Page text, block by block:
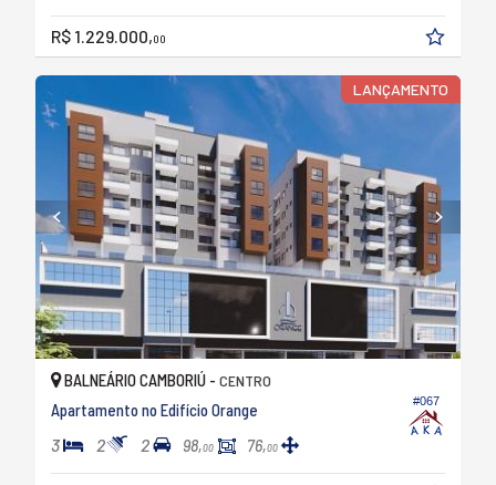
R$ 1.229.000,00
LANÇAMENTO
#067
BALNEÁRIO CAMBORIÚ - CENTRO
Apartamento no Edifício Orange
3 2 2 98,00 76,00